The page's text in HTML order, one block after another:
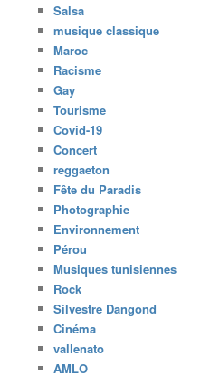
Salsa
musique classique
Maroc
Racisme
Gay
Tourisme
Covid-19
Concert
reggaeton
Fête du Paradis
Photographie
Environnement
Pérou
Musiques tunisiennes
Rock
Silvestre Dangond
Cinéma
vallenato
AMLO